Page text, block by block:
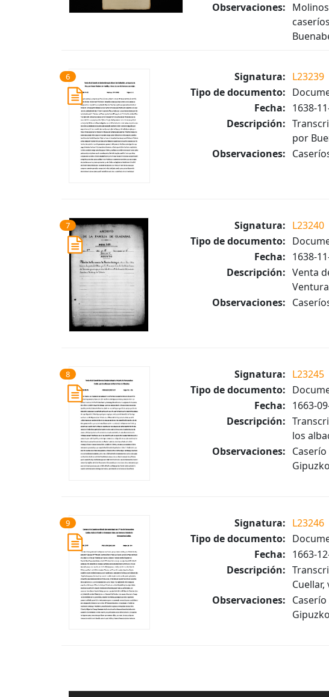
Observaciones:
6 Signatura: L23239
Tipo de documento:
Fecha: 1638-
Descripción:
por
Observaciones:
7 Signatura: L23240
Tipo de documento:
Fecha: 1638-
Descripción: Venta
Observaciones:
8 Signatura: L23245
Tipo de documento:
Fecha: 1663-
Descripción:
los
Observaciones:
9 Signatura: L23246
Tipo de documento:
Fecha: 1663-
Descripción:
Observaciones: